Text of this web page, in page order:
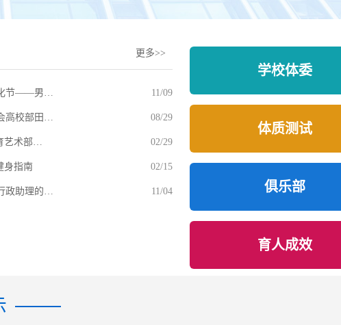
更多>>
节——男… 11/09
高校部田… 08/29
艺术部… 02/29
身指南 02/15
政助理的… 11/04
学校体委
体质测试
俱乐部
育人成效